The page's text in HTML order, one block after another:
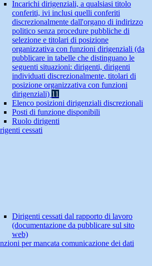
Incarichi dirigenziali, a qualsiasi titolo
conferiti, ivi inclusi quelli conferiti
discrezionalmente dall'organo di indirizzo
politico senza procedure pubbliche di
selezione e titolari di posizione
organizzativa con funzioni dirigenziali (da
pubblicare in tabelle che distinguano le
seguenti situazioni: dirigenti, dirigenti
individuati discrezionalmente, titolari di
posizione organizzativa con funzioni
dirigenziali) 11
Elenco posizioni dirigenziali discrezionali
Posti di funzione disponibili
Ruolo dirigenti
cessati
Dirigenti cessati dal rapporto di lavoro
(documentazione da pubblicare sul sito
web)
per mancata comunicazione dei dati